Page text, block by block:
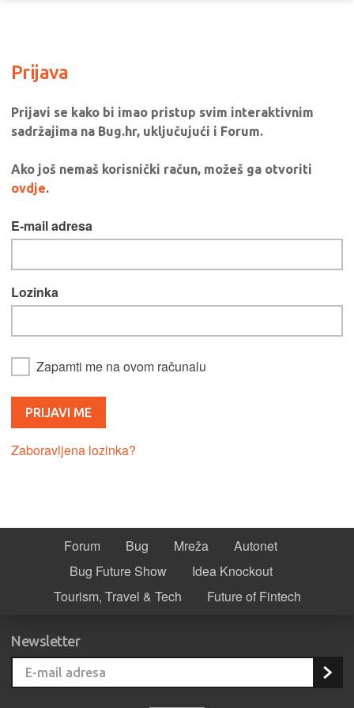
Prijava
Prijavi se kako bi imao pristup svim interaktivnim
sadržajima na Bug.hr, uključujući i Forum.
Ako još nemaš korisnički račun, možeš ga otvoriti
ovdje.
E-mail adresa
Lozinka
Zapamti me na ovom računalu
Zaboravljena lozinka?
Forum Bug Mreža
Autonet
Bug Future Show
Idea Knockout
Tourism, Travel & Tech
Future of Fintech
Newsletter